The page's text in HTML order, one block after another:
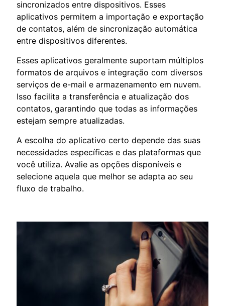
sincronizados entre dispositivos. Esses
aplicativos permitem a importação e exportação
de contatos, além de sincronização automática
entre dispositivos diferentes.
Esses aplicativos geralmente suportam múltiplos
formatos de arquivos e integração com diversos
serviços de e-mail e armazenamento em nuvem.
Isso facilita a transferência e atualização dos
contatos, garantindo que todas as informações
estejam sempre atualizadas.
A escolha do aplicativo certo depende das suas
necessidades específicas e das plataformas que
você utiliza. Avalie as opções disponíveis e
selecione aquela que melhor se adapta ao seu
fluxo de trabalho.